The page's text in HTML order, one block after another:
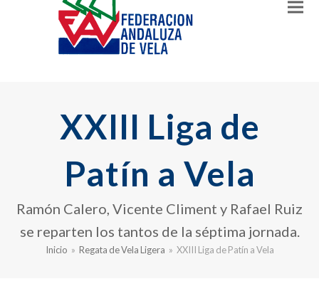
XXIII Liga de
Patín a Vela
Ramón Calero, Vicente Climent y Rafael Ruiz
se reparten los tantos de la séptima jornada.
Inicio » Regata de Vela Ligera » XXIII Liga de Patín a Vela